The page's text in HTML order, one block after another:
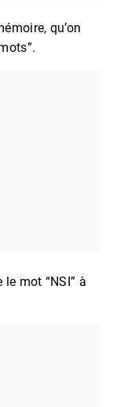
qu’on
mot “NSI” à